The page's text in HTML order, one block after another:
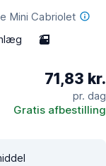
Mini Cabriolet
2
71,83 kr.
pr. dag
Gratis afbestilling